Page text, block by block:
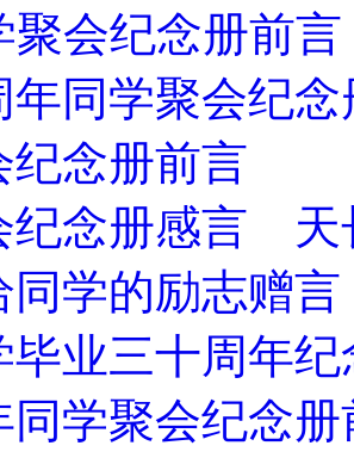
聚会纪念册前
年同学聚会纪
纪念册前言
纪念册感言 天
同学的励志赠言
毕业三十周年
同学聚会纪念